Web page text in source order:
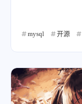
微信
mysql 开源